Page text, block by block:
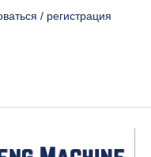
/ регистрация